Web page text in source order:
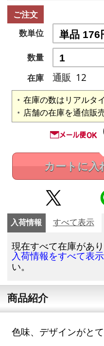
ご注文
数単位
数量
在庫
通販 12
在庫の数はリアルタ
店舗の在庫を通信販
カートに入
入荷情報 すべて表示
現在すべて在庫があり
入荷情報をすべて表示
い。
商品紹介
色味、デザインがとて